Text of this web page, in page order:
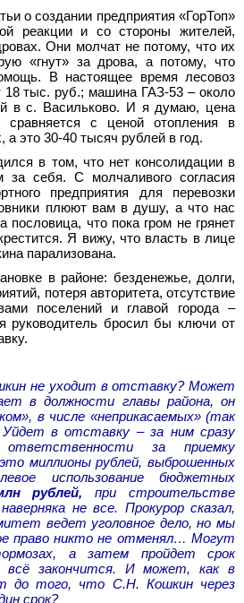
о создании предприятия «ГорТоп»
реакции и со стороны жителей,
Они молчат не потому, что их
«гнут» за дрова, а потому, что
В настоящее время лесовоз
18 тыс. руб.; машина ГАЗ-53 – около
в с. Васильково. И я думаю, цена
с ценой отопления в
а это 30-40 тысяч рублей в год.
в том, что нет консолидации в
себя. С молчаливого согласия
предприятия для перевозки
плюют вам в душу, а что нас
что пока гром не грянет
Я вижу, что власть в лице
парализована.
в районе: безденежье, долги,
потеря авторитета, отсутствие
поселений и главой города –
руководитель бросил бы ключи от
не уходит в отставку? Может
в должности главы района, он
в числе «неприкасаемых» (так
в отставку – за ним сразу
за приемку
миллионы рублей, выброшенных
использование бюджетных
рублей, при строительстве
не все. Прокурор сказал,
ведет уголовное дело, но мы
право никто не отменял… Могут
а затем пройдет срок
закончится. И может, как в
до того, что С.Н. Кошкин через
срок?